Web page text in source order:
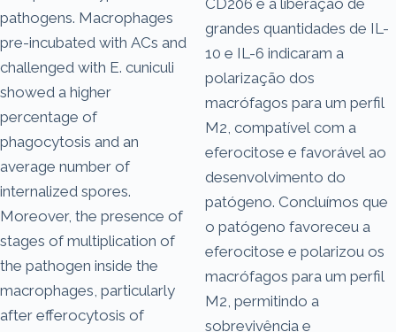
pathogens. Macrophages
pre-incubated with ACs and
challenged with E. cuniculi
showed a higher
percentage of
phagocytosis and an
average number of
internalized spores.
Moreover, the presence of
stages of multiplication of
the pathogen inside the
macrophages, particularly
after efferocytosis of
grandes quantidades de IL-
10 e IL-6 indicaram a
polarização dos
macrófagos para um perfil
M2, compatível com a
eferocitose e favorável ao
desenvolvimento do
patógeno. Concluímos que
o patógeno favoreceu a
eferocitose e polarizou os
macrófagos para um perfil
M2, permitindo a
sobrevivência e